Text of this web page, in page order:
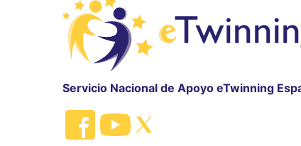
Servicio Nacional de Apoyo eTwinning